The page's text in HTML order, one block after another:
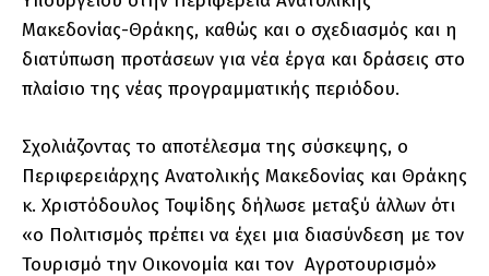
Μακεδονίας-Θράκης, καθώς και ο σχεδιασμός και η
διατύπωση προτάσεων για νέα έργα και δράσεις στο
πλαίσιο της νέας προγραμματικής περιόδου.
Σχολιάζοντας το αποτέλεσμα της σύσκεψης, ο
Περιφερειάρχης Ανατολικής Μακεδονίας και Θράκης
κ. Χριστόδουλος Τοψίδης δήλωσε μεταξύ άλλων ότι
«ο Πολιτισμός πρέπει να έχει μια διασύνδεση με τον
Τουρισμό την Οικονομία και τον Αγροτουρισμό»